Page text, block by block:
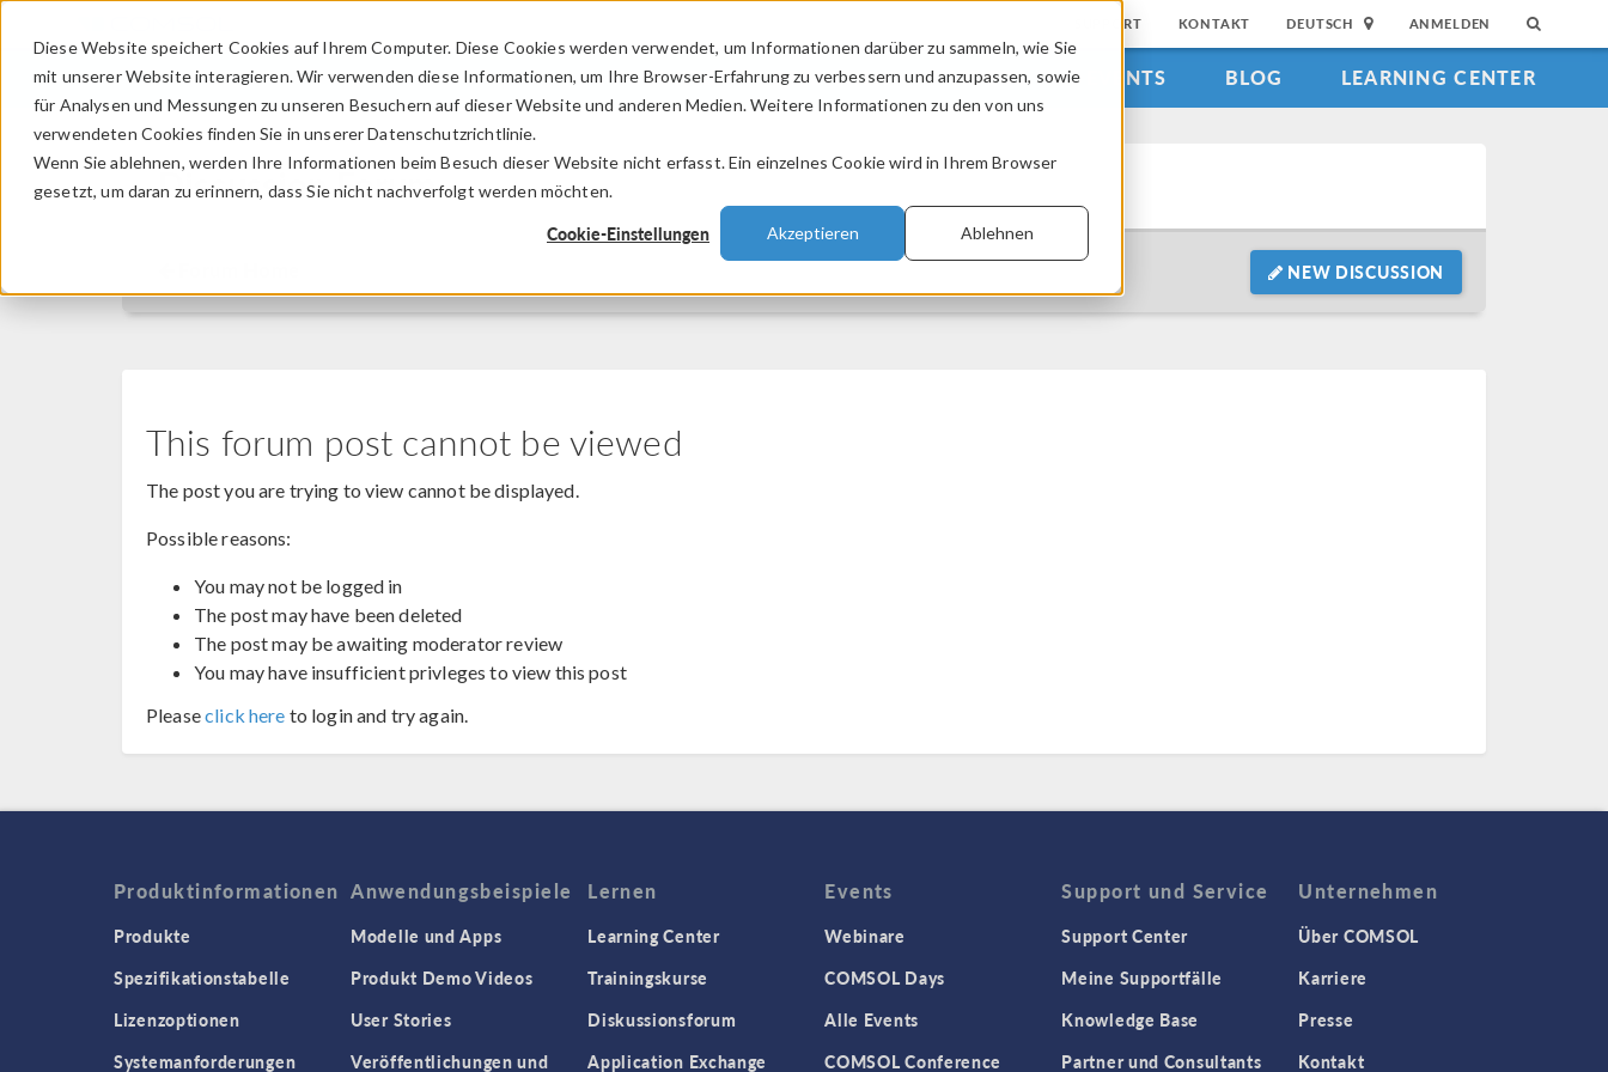
Diese Website speichert Cookies auf Ihrem Computer. Diese Cookies werden verwendet, um Informationen darüber zu sammeln, wie Sie
mit unserer Website interagieren. Wir verwenden diese Informationen, um Ihre Browser-Erfahrung zu verbessern und anzupassen, sowie
für Analysen und Messungen zu unseren Besuchern auf dieser Website und anderen Medien. Weitere Informationen zu den von uns
verwendeten Cookies finden Sie in unserer Datenschutzrichtlinie.
Wenn Sie ablehnen, werden Ihre Informationen beim Besuch dieser Website nicht erfasst. Ein einzelnes Cookie wird in Ihrem Browser
gesetzt, um daran zu erinnern, dass Sie nicht nachverfolgt werden möchten.
Cookie-Einstellungen Akzeptieren Ablehnen
SUPPORT KONTAKT DEUTSCH ANMELDEN
PRODUKTE BRANCHEN VIDEOS EVENTS BLOG LEARNING CENTER
Discussion Forum
NEW DISCUSSION
This forum post cannot be viewed
The post you are trying to view cannot be displayed.
Possible reasons:
You may not be logged in
The post may have been deleted
The post may be awaiting moderator review
You may have insufficient privleges to view this post
Pleaseclick here to login and try again.
Produktinformationen
Produkte
Spezifikationstabelle
Lizenzoptionen
Systemanforderungen
Anwendungsbeispiele
Modelle und Apps
Produkt Demo Videos
User Stories
Veröffentlichungen und
Lernen
Learning Center
Trainingskurse
Diskussionsforum
Application Exchange
Events
Webinare
COMSOL Days
Alle Events
COMSOL Conference
Support und Service
Support Center
Meine Supportfälle
Knowledge Base
Partner und Consultants
Unternehmen
Über COMSOL
Karriere
Presse
Kontakt